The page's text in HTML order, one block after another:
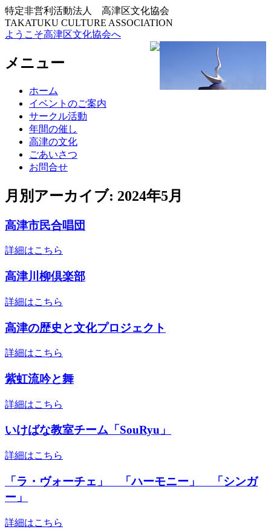
特定非営利活動法人 高津区文化協会
TAKATUKU CULTURE ASSOCIATION
ようこそ高津区文化協会へ
メニュー
ッ
プ
ホーム
イベントのご案内
サークル活動
年間の催し
高津の文化
ごあいさつ
お問合せ
月別アーカイブ: 2024年5月
高津市民合唱団
詳細はこちら
高津川柳倶楽部
詳細はこちら
高津の歴史と文化プロジェクト
詳細はこちら
紫虹流吟と舞
詳細はこちら
いけばな教室チーム「SouRyu」
詳細はこちら
「ラ・ヴォーチェ」 「ハーモニー」 「シンガ
ー」
詳細はこちら